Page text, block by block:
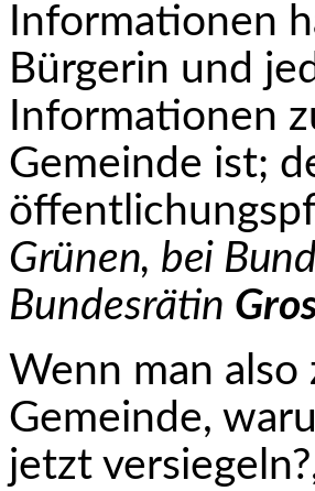
Informationen
Bürgerin und
Informationen
Gemeinde ist;
Grünen, bei
Bundesrätin
Wenn man
Gemeinde,
jetzt